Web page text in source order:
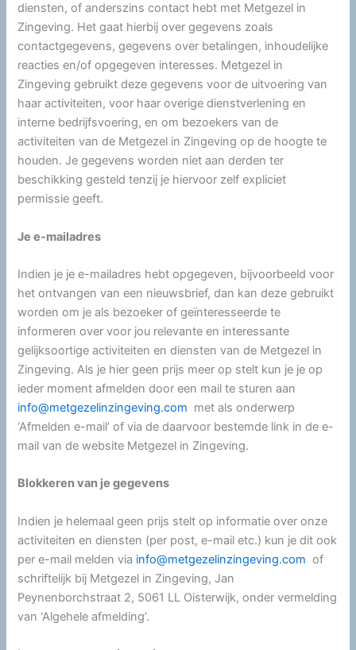
diensten, of anderszins contact hebt met Metgezel in
Zingeving. Het gaat hierbij over gegevens zoals
contactgegevens, gegevens over betalingen, inhoudelijke
reacties en/of opgegeven interesses. Metgezel in
Zingeving gebruikt deze gegevens voor de uitvoering van
haar activiteiten, voor haar overige dienstverlening en
interne bedrijfsvoering, en om bezoekers van de
activiteiten van de Metgezel in Zingeving op de hoogte te
houden. Je gegevens worden niet aan derden ter
beschikking gesteld tenzij je hiervoor zelf expliciet
permissie geeft.
Je e-mailadres
Indien je je e-mailadres hebt opgegeven, bijvoorbeeld voor
het ontvangen van een nieuwsbrief, dan kan deze gebruikt
worden om je als bezoeker of geïnteresseerde te
informeren over voor jou relevante en interessante
gelijksoortige activiteiten en diensten van de Metgezel in
Zingeving. Als je hier geen prijs meer op stelt kun je je op
ieder moment afmelden door een mail te sturen aan
info@metgezelinzingeving.com met als onderwerp
‘Afmelden e-mail’ of via de daarvoor bestemde link in de e-
mail van de website Metgezel in Zingeving.
Blokkeren van je gegevens
Indien je helemaal geen prijs stelt op informatie over onze
activiteiten en diensten (per post, e-mail etc.) kun je dit ook
per e-mail melden via info@metgezelinzingeving.com of
schriftelijk bij Metgezel in Zingeving, Jan
Peynenborchstraat 2, 5061 LL Oisterwijk, onder vermelding
van ‘Algehele afmelding’.